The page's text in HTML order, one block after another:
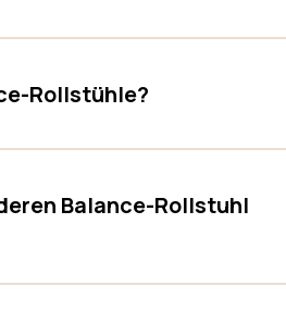
Rollstühle?
Balance-Rollstuhl